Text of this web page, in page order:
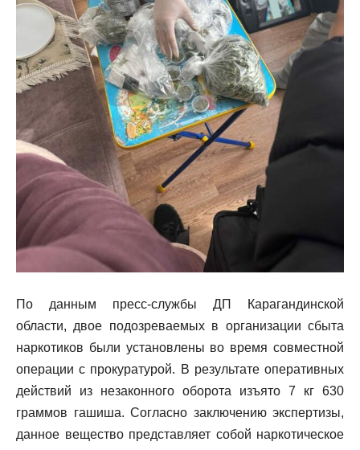
По данным пресс-службы ДП Карагандинской
области, двое подозреваемых в организации сбыта
наркотиков были установлены во время совместной
операции с прокуратурой. В результате оперативных
действий из незаконного оборота изъято 7 кг 630
граммов гашиша. Согласно заключению экспертизы,
данное вещество представляет собой наркотическое